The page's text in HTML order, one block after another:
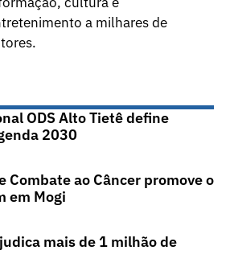
a milhares de
ODS Alto Tietê define
2030
Combate ao Câncer promove o
em Mogi
mais de 1 milhão de